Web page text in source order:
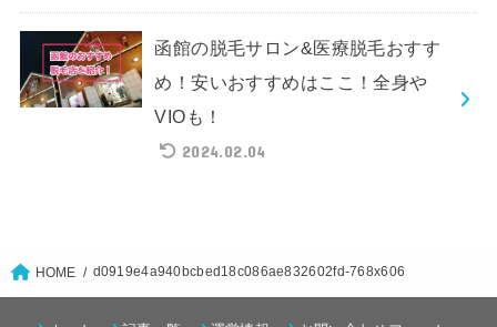
函館の脱毛サロン&医療脱毛おすす
め！安いおすすめはここ！全身や
VIOも！
2024.02.04
HOME d0919e4a940bcbed18c086ae832602fd-768x606